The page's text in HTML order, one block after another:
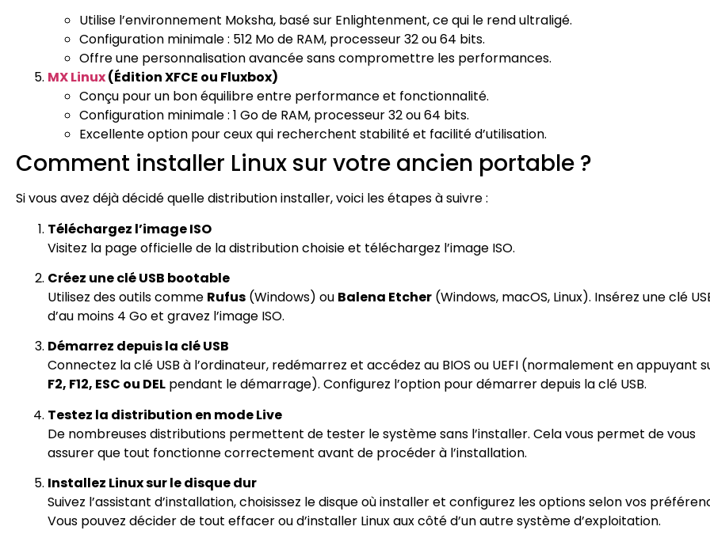
Utilise l’environnement Moksha, basé sur Enlightenment, ce qui le rend ultraligé.
Configuration minimale : 512 Mo de RAM, processeur 32 ou 64 bits.
Offre une personnalisation avancée sans compromettre les performances.
MX Linux(Édition XFCE ou Fluxbox)
Conçu pour un bon équilibre entre performance et fonctionnalité.
Configuration minimale : 1 Go de RAM, processeur 32 ou 64 bits.
Excellente option pour ceux qui recherchent stabilité et facilité d’utilisation.
Comment installer Linux sur votre ancien portable ?
Si vous avez déjà décidé quelle distribution installer, voici les étapes à suivre :
Téléchargez l’image ISO
Visitez la page officielle de la distribution choisie et téléchargez l’image ISO.
Créez une clé USB bootable
Utilisez des outils comme Rufus (Windows) ou Balena Etcher (Windows, macOS, Linux). Insérez une clé
d’au moins 4 Go et gravez l’image ISO.
Démarrez depuis la clé USB
Connectez la clé USB à l’ordinateur, redémarrez et accédez au BIOS ou UEFI (normalement en appuyant
F2, F12, ESC ou DEL pendant le démarrage). Configurez l’option pour démarrer depuis la clé USB.
Testez la distribution en mode Live
De nombreuses distributions permettent de tester le système sans l’installer. Cela vous permet de vous
assurer que tout fonctionne correctement avant de procéder à l’installation.
Installez Linux sur le disque dur
Suivez l’assistant d’installation, choisissez le disque où installer et configurez les options selon vos
Vous pouvez décider de tout effacer ou d’installer Linux aux côté d’un autre système d’exploitation.